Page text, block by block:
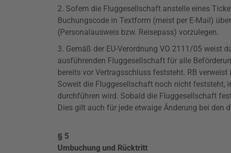
2. Sofern die Fluggesellschaft anstelle eines
Buchungscode in Textform (meist per E-Mail)
(Personalausweis bzw. Reisepass) vorzulegen.
3. Gemäß der EU-Verordnung VO 2111/05 weist
ausführenden Fluggesellschaft für alle
bereits vor Vertragsschluss feststeht. RB
Soweit die Fluggesellschaft noch nicht feststeht,
durchführen wird. Sobald die Fluggesellschaft
Dies gilt auch für jede etwaige Änderung bei den
§ 5
Umbuchung und Rücktritt